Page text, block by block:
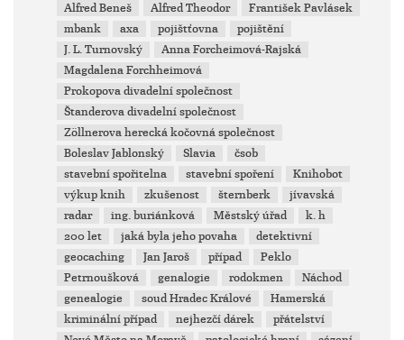
Alfred Beneš
Alfred Theodor
František Pavlásek
mbank
axa pojištťovna
pojištění
J. L. Turnovský
Anna Forcheimová-Rajská
Magdalena Forchheimová
Prokopova divadelní společnost
Štanderova divadelní společnost
Zöllnerova herecká kočovná společnost
Boleslav Jablonský
Slavia
čsob
stavební spořitelna
stavební spoření
Knihobot
výkup knih
zkušenost šternberk
jívavská
radar
ing. buriánková Městský úřad
k. h
200 let
jaká byla jeho povaha
detektivní
geocaching
Jan Jaroš případ
Peklo
Petrnoušková
genalogie rodokmen
Náchod
genealogie
soud Hradec Králové
Hamerská
kriminální případ
nejhezčí dárek
přátelství